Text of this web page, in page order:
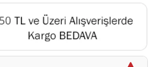
cm ergonomik yükseklik Ekstra Özellikler
çift taraflı kullanım imkanı Temizlik:
ile kolay bakım Paketleme : Roll Pack
Yatağın tam formuna gelmesi 48 - 72
bina önü değil, kapı teslimidir.